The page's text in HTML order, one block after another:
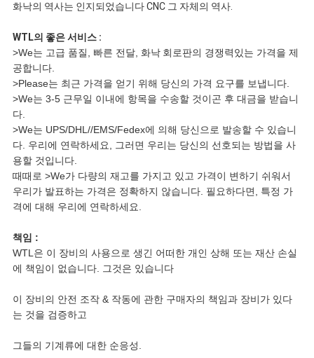
인
정
보
정
책
화낙의 역사는 인지되었습니다 CNC 그 자체의 역사.
WTL의 좋은 서비스 :
>We는 고급 품질, 빠른 전달, 화낙회로판의 경쟁력있는 가격을 제
공합니다.
>Please는 최근 가격을 얻기 위해 당신의 가격 요구를 보냅니다.
>We는 3-5 근무일 이내에 항목을 수송할 것이곤 후 대금을 받습니
다.
>We는 UPS/DHL//EMS/Fedex에 의해 당신으로 발송할 수 있습니
다. 우리에 연락하세요, 그러면 우리는 당신의 선호되는 방법을 사
용할 것입니다.
때때로 >We가 다량의 재고를 가지고 있고 가격이 변하기 쉬워서
우리가 발표하는 가격은 정확하지 않습니다. 필요하다면, 특정 가
격에 대해 우리에 연락하세요.
책임 :
WTL은 이 장비의 사용으로 생긴 어떠한 개인 상해 또는 재산 손실
에 책임이 없습니다. 그것은 있습니다
이 장비의 안전 조작 & 작동에 관한 구매자의 책임과 장비가 있다
는 것을 검증하고
그들의 기계류에 대한 순응성.